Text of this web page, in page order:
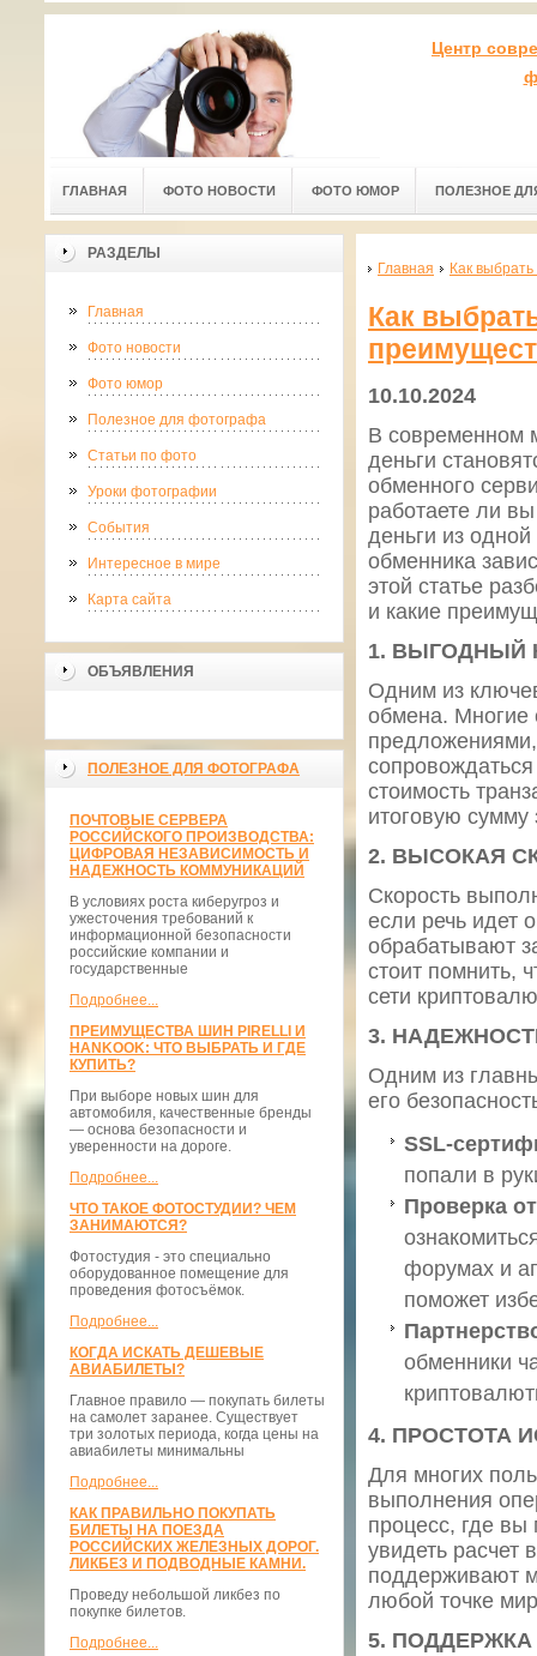
Центр
ГЛАВНАЯ ФОТО НОВОСТИ ФОТО ЮМОР ПОЛЕЗНОЕ
РАЗДЕЛЫ
Главная
Фото новости
Фото юмор
Полезное для фотографа
Статьи по фото
Уроки фотографии
События
Интересное в мире
Карта сайта
ОБЪЯВЛЕНИЯ
ПОЛЕЗНОЕ ДЛЯ ФОТОГРАФА
ПОЧТОВЫЕ СЕРВЕРА
РОССИЙСКОГО ПРОИЗВОДСТВА:
ЦИФРОВАЯ НЕЗАВИСИМОСТЬ И
НАДЕЖНОСТЬ КОММУНИКАЦИЙ
В условиях роста киберугроз и
ужесточения требований к
информационной безопасности
российские компании и
государственные
Подробнее...
ПРЕИМУЩЕСТВА ШИН PIRELLI И
HANKOOK: ЧТО ВЫБРАТЬ И ГДЕ
КУПИТЬ?
При выборе новых шин для
автомобиля, качественные бренды
— основа безопасности и
уверенности на дороге.
Подробнее...
ЧТО ТАКОЕ ФОТОСТУДИИ? ЧЕМ
ЗАНИМАЮТСЯ?
Фотостудия - это специально
оборудованное помещение для
проведения фотосъёмок.
Подробнее...
КОГДА ИСКАТЬ ДЕШЕВЫЕ
АВИАБИЛЕТЫ?
Главное правило — покупать билеты
на самолет заранее. Существует
три золотых периода, когда цены на
авиабилеты минимальны
Подробнее...
КАК ПРАВИЛЬНО ПОКУПАТЬ
БИЛЕТЫ НА ПОЕЗДА
РОССИЙСКИХ ЖЕЛЕЗНЫХ ДОРОГ.
ЛИКБЕЗ И ПОДВОДНЫЕ КАМНИ.
Проведу небольшой ликбез по
покупке билетов.
Подробнее...
Главная Как
Как
10.10.2024
В современном
деньги
обменного
работаете ли
деньги из
обменника
этой статье
и какие
1. ВЫГОДНЫЙ
Одним из
обмена. Многие
предложениями,
стоимость
итоговую
2. ВЫСОКАЯ
Скорость
если речь идет
обрабатывают
стоит помнить,
сети
3.
Одним из
его
SSL-
попали в
Проверка
форумах и
поможет
обменники
4. ПРОСТОТА
Для многих
выполнения
процесс, где
увидеть расчет
поддерживают
любой точке
5.